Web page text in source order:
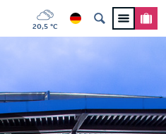
20,5 °C